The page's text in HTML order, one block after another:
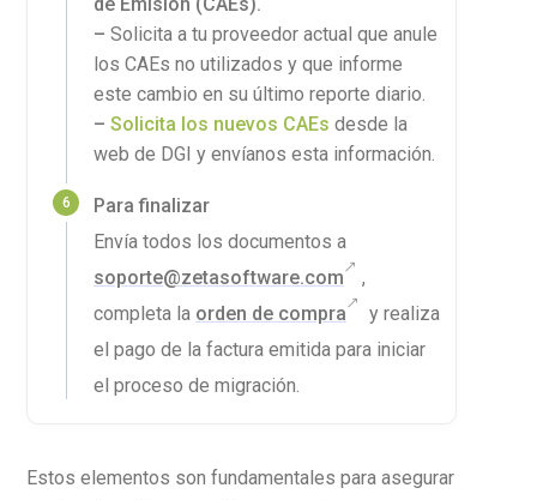
– Solicita a tu proveedor actual que anule
los CAEs no utilizados y que informe
este cambio en su último reporte diario.
– Solicita los nuevos CAEs desde la
web de DGI y envíanos esta información.
Para finalizar
Envía todos los documentos a
soporte@zetasoftware.com
,
completa la orden de compra
y realiza
el pago de la factura emitida para iniciar
el proceso de migración.
Estos elementos son fundamentales para asegurar